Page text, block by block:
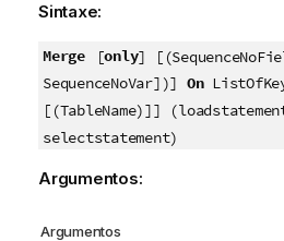
a
v
a
Sintaxe:
Merge [only]
SequenceNoVar])] On
[(TableName)]]
selectstatement)
Argumentos:
Argumentos